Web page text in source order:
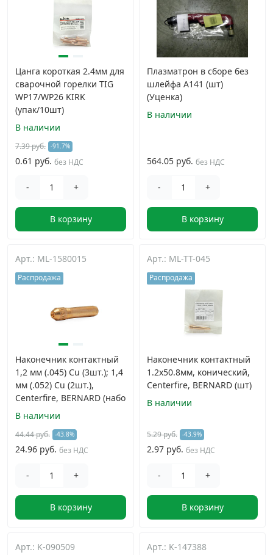
Цанга короткая 2.4мм для
сварочной горелки TIG
WP17/WP26 KIRK
(упак/10шт)
В наличии
7.39 руб. -91.7%
0.61 руб. без НДС
- +
В корзину
Плазматрон в сборе без
шлейфа A141 (шт)
(Уценка)
В наличии
564.05 руб. без НДС
- +
В корзину
Арт.: ML-1580015
Распродажа
Наконечник контактный
1,2 мм (.045) Cu (3шт.); 1,4
мм (.052) Cu (2шт.),
Centerfire, BERNARD (набо
В наличии
44.44 руб. -43.8%
24.96 руб. без НДС
- +
В корзину
Арт.: ML-TT-045
Распродажа
Наконечник контактный
1.2х50.8мм, конический,
Centerfire, BERNARD (шт)
В наличии
5.29 руб. -43.9%
2.97 руб. без НДС
- +
В корзину
Арт.: K-090509 Арт.: K-147388